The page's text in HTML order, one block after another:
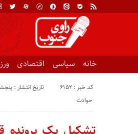
خانه سیاسی اقتصادی
کد خبر : 6152 تاریخ انتشار : پنجشنبه ۵ اسفند
حوادث